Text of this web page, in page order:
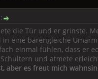
die Tür und er grinste.
eine bärengleiche
einmal fühlen, dass er
und atmete
aber es freut mich